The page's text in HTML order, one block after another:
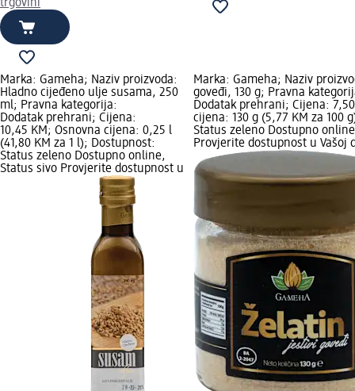
trgovini
Marka: Gameha; Naziv proizvoda:
Hladno cijeđeno ulje susama, 250
ml; Pravna kategorija:
Dodatak prehrani; Cijena:
10,45 KM; Osnovna cijena: 0,25 l
(41,80 KM za 1 l); Dostupnost:
Status zeleno Dostupno online,
Status sivo Provjerite dostupnost u
Marka: Gameha; Naziv
goveđi, 130 g; Pravna
Dodatak prehrani; Cijena:
cijena: 130 g (5,77 KM za 100
Status zeleno Dostupno
Provjerite dostupnost u Vašoj